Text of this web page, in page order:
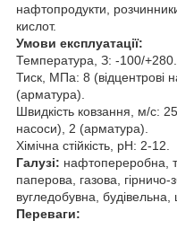
нафтопродукти,
кислот.
Умови експлуатації:
Температура, З: -100/+280.
Тиск, МПа: 8 (відцентрові
(арматура).
Швидкість ковзання, м/с:
насоси), 2 (арматура).
Хімічна стійкість, рН: 2-12.
Галузі: нафтопереробна,
паперова, газова, гірничо-
вугледобувна, будівельна,
Переваги: ​​